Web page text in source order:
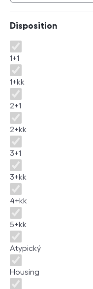
Disposition
Disposition
1+1
1+kk
2+1
2+kk
3+1
3+kk
4+kk
5+kk
Atypický
Housing